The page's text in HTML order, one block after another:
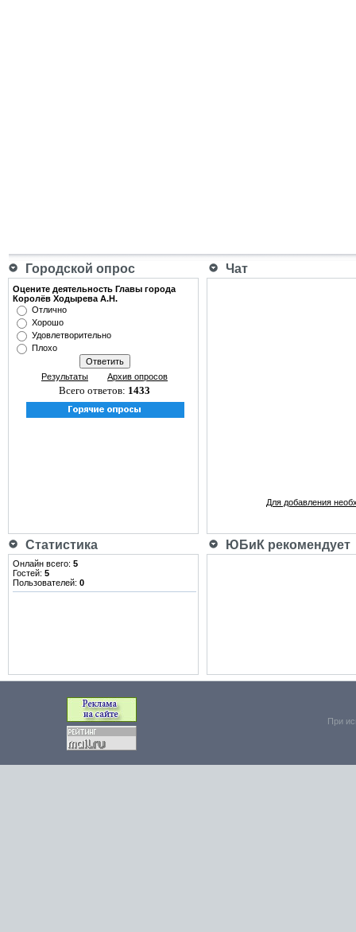
Городской опрос Чат
Оцените деятельность Главы города
Королёв Ходырева А.Н.
Отлично
Хорошо
Удовлетворительно
Плохо
Результаты Архив опросов
Всего ответов: 1433
Для добавления
Статистика ЮБиК рекомендует
Онлайн всего: 5
Гостей: 5
Пользователей: 0
При